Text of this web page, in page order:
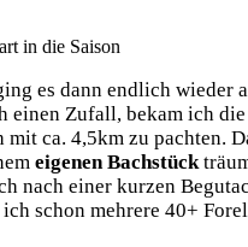
in die Saison
es dann end­lich wie­der
einen Zufall, bekam ich
mit ca. 4,5km zu pach­ten.
eige­nen Bach­stück
nach einer kur­zen
schon meh­re­re 40+